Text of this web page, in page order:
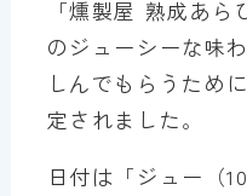
「燻製屋 熟成あら
のジューシーな味
しんでもらうため
定されました。
日付は「ジュー（